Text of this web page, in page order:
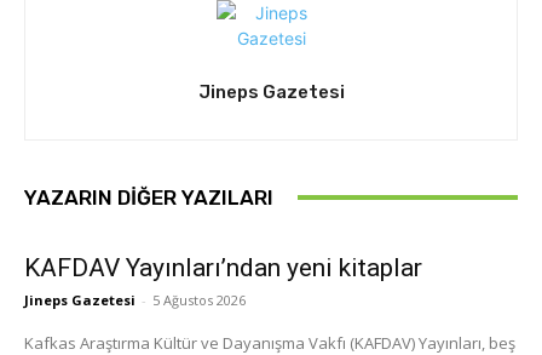
Jineps Gazetesi
YAZARIN DIĞER YAZILARI
KAFDAV Yayınları’ndan yeni kitaplar
Jineps Gazetesi - 5 Ağustos 2026
Kafkas Araştırma Kültür ve Dayanışma Vakfı (KAFDAV) Yayınları, beş